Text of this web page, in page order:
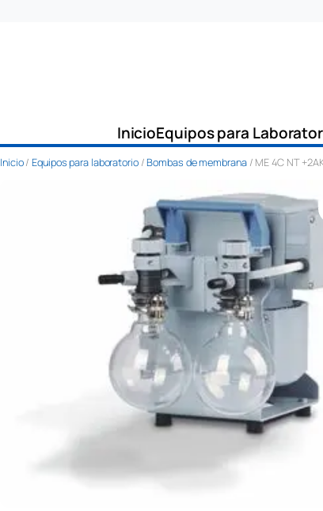
InicioEquipos para
Inicio/Equipos para laboratorio/Bombas de membrana/ ME 4C NT